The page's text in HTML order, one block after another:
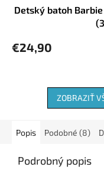
Detský batoh
€24,90
ZOBRAZIŤ
Popis Podobné (8)
Podrobný popis